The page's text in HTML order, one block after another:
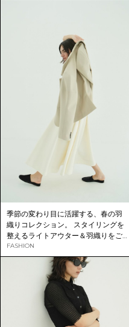
季節の変わり目に活躍する、春の羽
織りコレクション。 スタイリングを
整えるライトアウター＆羽織りをご
紹介。
FASHION